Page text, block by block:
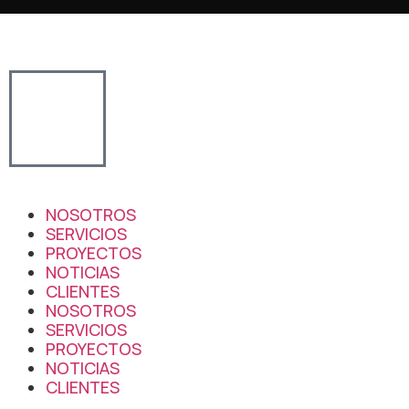
NOSOTROS
SERVICIOS
PROYECTOS
NOTICIAS
CLIENTES
NOSOTROS
SERVICIOS
PROYECTOS
NOTICIAS
CLIENTES